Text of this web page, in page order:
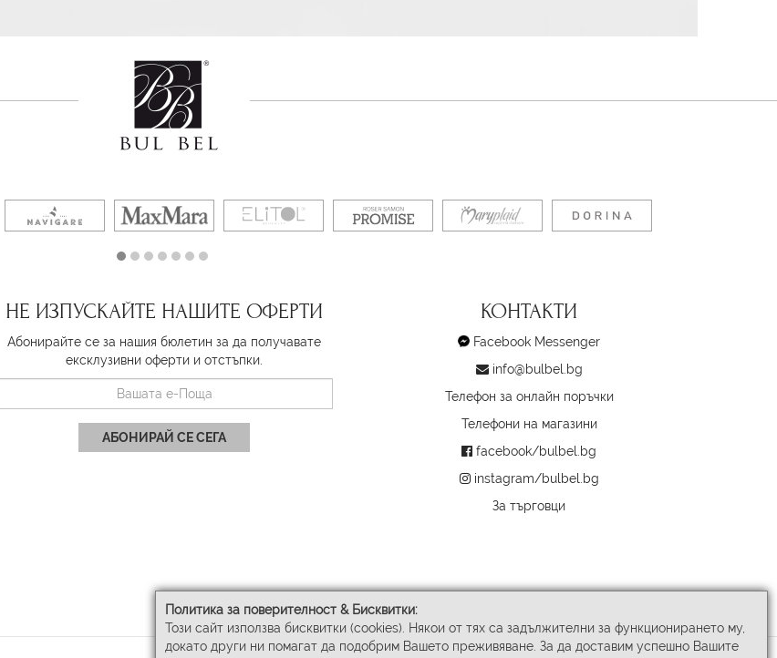
Политика за поверителност & Бисквитки:
Този сайт използва бисквитки (cookies). Някои от тях са задължителни за функционирането му,
докато други ни помагат да подобрим Вашето преживяване. За да доставим успешно Вашите
НЕ ИЗПУСКАЙТЕ НАШИТЕ ОФЕРТИ
Абонирайте се за нашия бюлетин за да получавате
ексклузивни оферти и отстъпки.
АБОНИРАЙ СЕ СЕГА
КОНТАКТИ
Facebook Messenger
info@bulbel.bg
Телефон за онлайн поръчки
Телефони на магазини
facebook/bulbel.bg
instagram/bulbel.bg
За търговци